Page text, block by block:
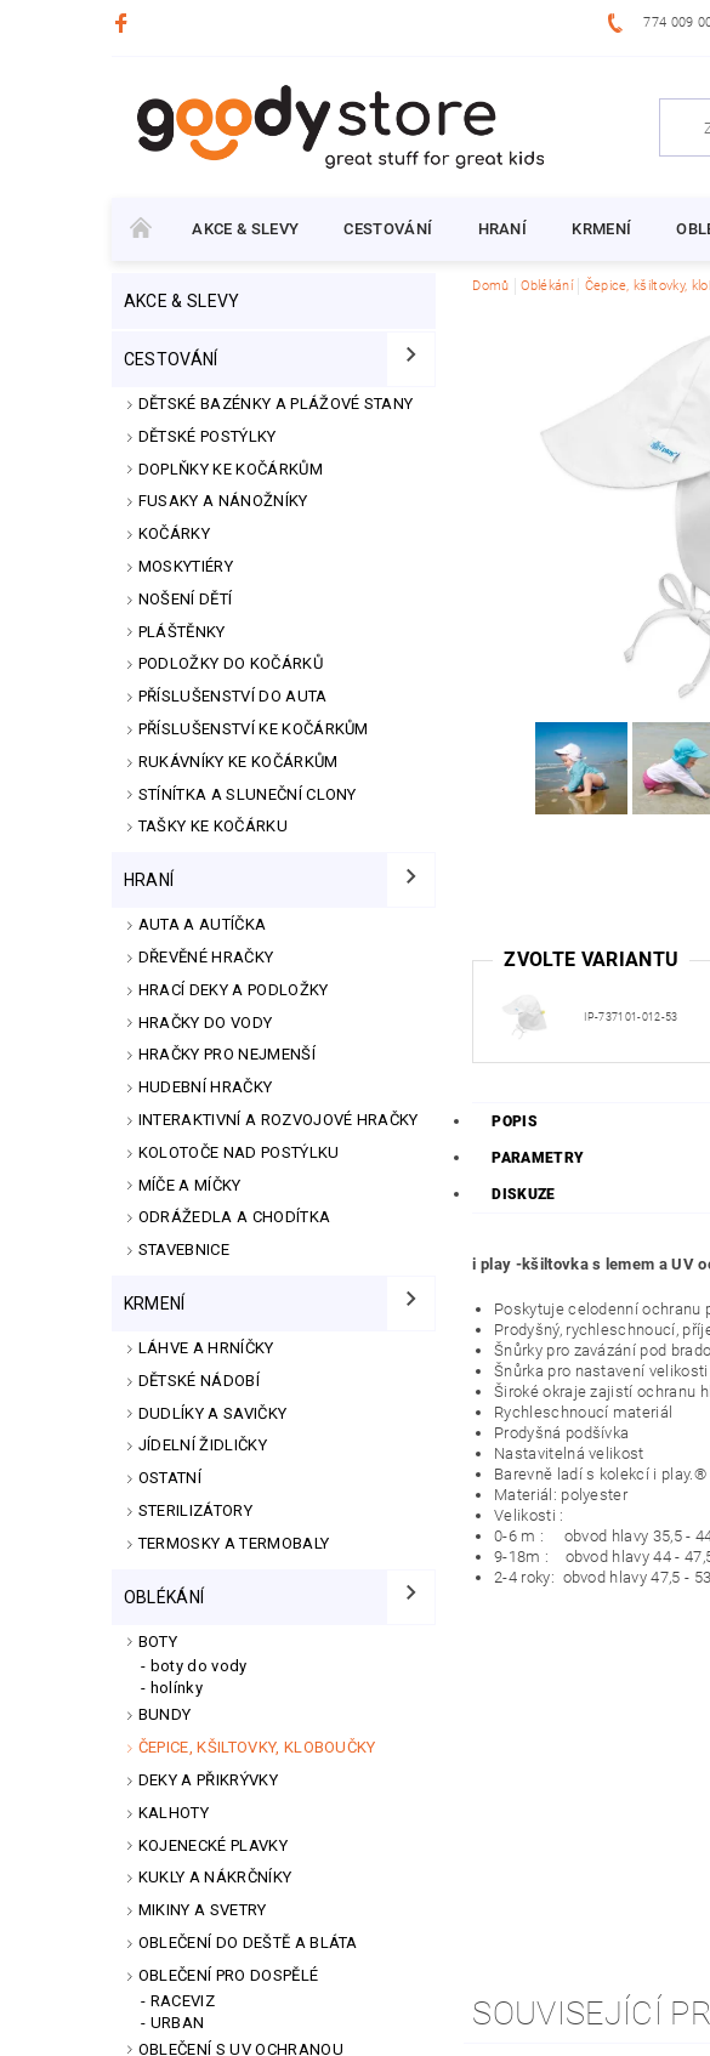
774 009
AKCE & SLEVY CESTOVÁNÍ HRANÍ KRMENÍ
AKCE & SLEVY
CESTOVÁNÍ
DĚTSKÉ BAZÉNKY A PLÁŽOVÉ STANY
DĚTSKÉ POSTÝLKY
DOPLŇKY KE KOČÁRKŮM
FUSAKY A NÁNOŽNÍKY
KOČÁRKY
MOSKYTIÉRY
NOŠENÍ DĚTÍ
PLÁŠTĚNKY
PODLOŽKY DO KOČÁRKŮ
PŘÍSLUŠENSTVÍ DO AUTA
PŘÍSLUŠENSTVÍ KE KOČÁRKŮM
RUKÁVNÍKY KE KOČÁRKŮM
STÍNÍTKA A SLUNEČNÍ CLONY
TAŠKY KE KOČÁRKU
HRANÍ
AUTA A AUTÍČKA
DŘEVĚNÉ HRAČKY
HRACÍ DEKY A PODLOŽKY
HRAČKY DO VODY
HRAČKY PRO NEJMENŠÍ
HUDEBNÍ HRAČKY
INTERAKTIVNÍ A ROZVOJOVÉ HRAČKY
KOLOTOČE NAD POSTÝLKU
MÍČE A MÍČKY
ODRÁŽEDLA A CHODÍTKA
STAVEBNICE
KRMENÍ
LÁHVE A HRNÍČKY
DĚTSKÉ NÁDOBÍ
DUDLÍKY A SAVIČKY
JÍDELNÍ ŽIDLIČKY
OSTATNÍ
STERILIZÁTORY
TERMOSKY A TERMOBALY
OBLÉKÁNÍ
BOTY
boty do vody
holínky
BUNDY
ČEPICE, KŠILTOVKY, KLOBOUČKY
DEKY A PŘIKRÝVKY
KALHOTY
KOJENECKÉ PLAVKY
KUKLY A NÁKRČNÍKY
MIKINY A SVETRY
OBLEČENÍ DO DEŠTĚ A BLÁTA
OBLEČENÍ PRO DOSPĚLÉ
RACEVIZ
URBAN
OBLEČENÍ S UV OCHRANOU
Domů Oblékání Čepice, kšiltovky,
ZVOLTE VARIANTU
IP-737101-012-53
POPIS
PARAMETRY
DISKUZE
i play -kšiltovka s lemem a UV
Poskytuje celodenní ochranu
Prodyšný, rychleschnoucí,
Šnůrky pro zavázání pod
Šnůrka pro nastavení
Široké okraje zajistí ochranu
Rychleschnoucí materiál
Prodyšná podšívka
Nastavitelná velikost
Barevně ladí s kolekcí i
Materiál: polyester
Velikosti :
0-6 m : obvod hlavy 35,5 -
9-18m : obvod hlavy 44 -
2-4 roky: obvod hlavy 47,5 -
SOUVISEJÍCÍ